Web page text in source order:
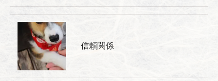
信頼関係